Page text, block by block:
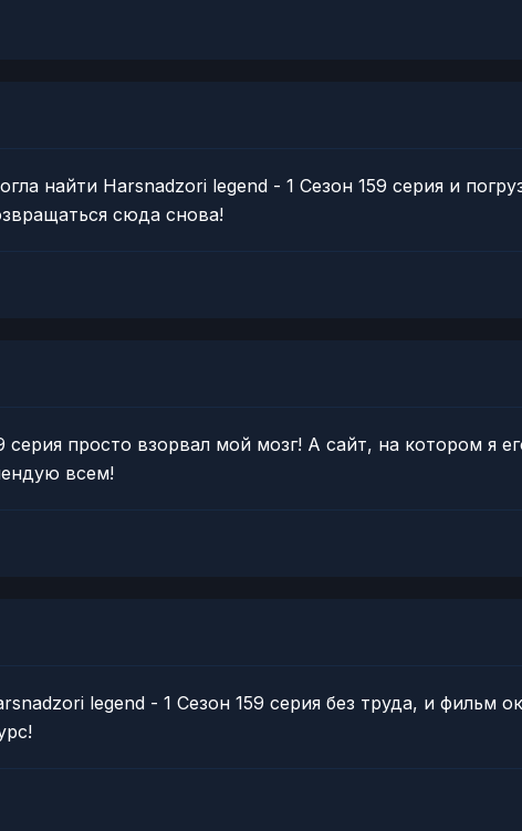
найти Harsnadzori legend - 1 Сезон 159 серия и
сюда снова!
просто взорвал мой мозг! А сайт, на котором я
всем!
legend - 1 Сезон 159 серия без труда, и фильм